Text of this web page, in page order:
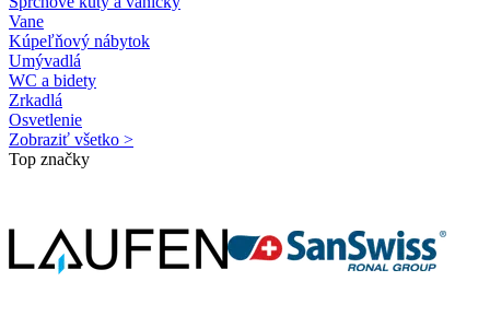
Vane
Kúpeľňový nábytok
Umývadlá
WC a bidety
Zrkadlá
Osvetlenie
Zobraziť všetko >
Top značky